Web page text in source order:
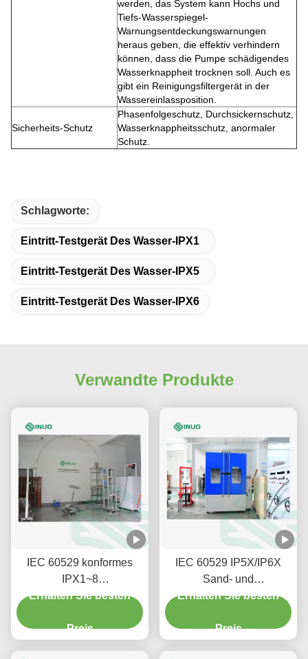
werden, das System kann Hochs und
Tiefs-Wasserspiegel-
Warnungsentdeckungswarnungen
heraus geben, die effektiv verhindern
können, dass die Pumpe schädigendes
Wasserknappheit trocknen soll. Auch es
gibt ein Reinigungsfiltergerät in der
Wassereinlassposition.
Sicherheits-Schutz
Phasenfolgeschutz, Durchsickernschutz,
Wasserknappheitsschutz, anormaler
Schutz.
Schlagworte:
Eintritt-Testgerät Des Wasser-IPX1
Eintritt-Testgerät Des Wasser-IPX5
Eintritt-Testgerät Des Wasser-IPX6
Verwandte Produkte
IEC 60529 konformes
IPX1~8
Wasserdichtigkeitstestsystem
Haushaltsgeräte
Erhalten Sie besten
Preis
IEC 60529 IP5X/IP6X
Sand- und
Staubprüfkammer für
Automobilprodukte
Erhalten Sie besten
Preis